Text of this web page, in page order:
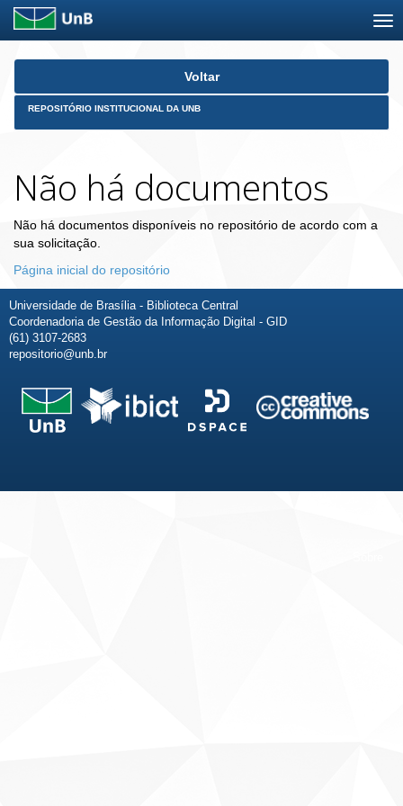
Skip
Voltar
REPOSITÓRIO INSTITUCIONAL DA UNB
Não há documentos
Não há documentos disponíveis no repositório de acordo com a
sua solicitação.
Página inicial do repositório
Universidade de Brasília - Biblioteca Central
Coordenadoria de Gestão da Informação Digital - GID
(61) 3107-2683
repositorio@unb.br